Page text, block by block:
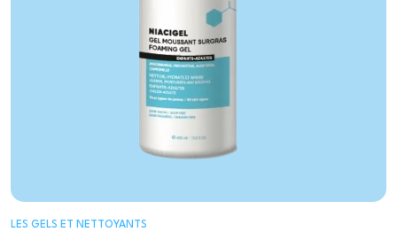
LES GELS ET NETTOYANTS